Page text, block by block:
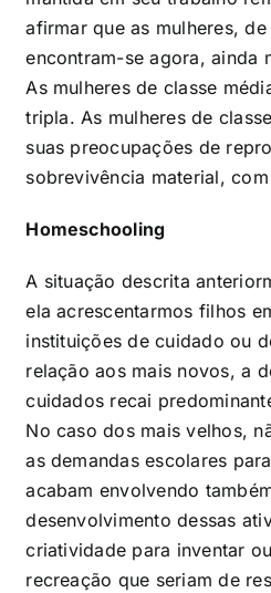
afirmar que as mulheres,
encontram-se agora, ainda
As mulheres de classe
tripla. As mulheres de
suas preocupações de
sobrevivência material,
Homeschooling
A situação descrita
ela acrescentarmos filhos
instituições de cuidado ou
relação aos mais novos, a
cuidados recai
No caso dos mais velhos,
as demandas escolares
acabam envolvendo
desenvolvimento dessas
criatividade para inventar
recreação que seriam de